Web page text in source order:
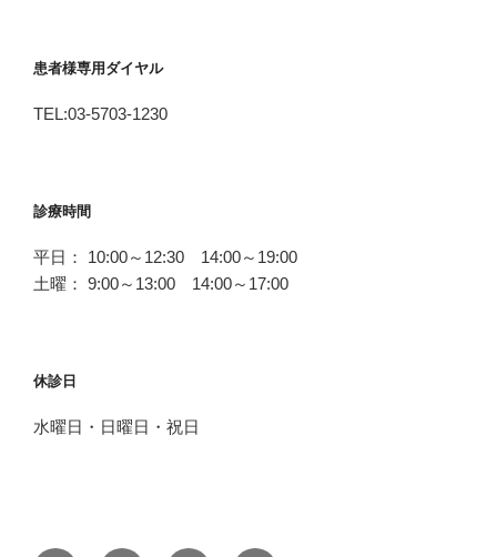
患者様専用ダイヤル
TEL:03-5703-1230
診療時間
平日： 10:00～12:30 14:00～19:00
土曜： 9:00～13:00 14:00～17:00
休診日
水曜日・日曜日・祝日